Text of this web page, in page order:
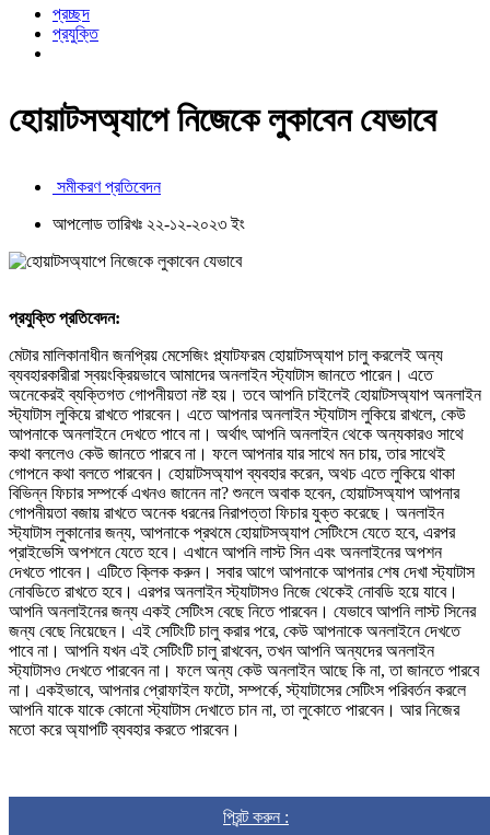
প্রচ্ছদ
প্রযুক্তি
হোয়াটসঅ্যাপে নিজেকে লুকাবেন যেভাবে
সমীকরণ প্রতিবেদন
আপলোড তারিখঃ ২২-১২-২০২৩ ইং
প্রযুক্তি প্রতিবেদন:
মেটার মালিকানাধীন জনপ্রিয় মেসেজিং প্ল্যাটফরম হোয়াটসঅ্যাপ চালু করলেই অন্য
ব্যবহারকারীরা স্বয়ংক্রিয়ভাবে আমাদের অনলাইন স্ট্যাটাস জানতে পারেন। এতে
অনেকেরই ব্যক্তিগত গোপনীয়তা নষ্ট হয়। তবে আপনি চাইলেই হোয়াটসঅ্যাপ অনলাইন
স্ট্যাটাস লুকিয়ে রাখতে পারবেন। এতে আপনার অনলাইন স্ট্যাটাস লুকিয়ে রাখলে, কেউ
আপনাকে অনলাইনে দেখতে পাবে না। অর্থাৎ আপনি অনলাইন থেকে অন্যকারও সাথে
কথা বললেও কেউ জানতে পারবে না। ফলে আপনার যার সাথে মন চায়, তার সাথেই
গোপনে কথা বলতে পারবেন। হোয়াটসঅ্যাপ ব্যবহার করেন, অথচ এতে লুকিয়ে থাকা
বিভিন্ন ফিচার সম্পর্কে এখনও জানেন না? শুনলে অবাক হবেন, হোয়াটসঅ্যাপ আপনার
গোপনীয়তা বজায় রাখতে অনেক ধরনের নিরাপত্তা ফিচার যুক্ত করেছে। অনলাইন
স্ট্যাটাস লুকানোর জন্য, আপনাকে প্রথমে হোয়াটসঅ্যাপ সেটিংসে যেতে হবে, এরপর
প্রাইভেসি অপশনে যেতে হবে। এখানে আপনি লাস্ট সিন এবং অনলাইনের অপশন
দেখতে পাবেন। এটিতে ক্লিক করুন। সবার আগে আপনাকে আপনার শেষ দেখা স্ট্যাটাস
নোবডিতে রাখতে হবে। এরপর অনলাইন স্ট্যাটাসও নিজে থেকেই নোবডি হয়ে যাবে।
আপনি অনলাইনের জন্য একই সেটিংস বেছে নিতে পারবেন। যেভাবে আপনি লাস্ট সিনের
জন্য বেছে নিয়েছেন। এই সেটিংটি চালু করার পরে, কেউ আপনাকে অনলাইনে দেখতে
পাবে না। আপনি যখন এই সেটিংটি চালু রাখবেন, তখন আপনি অন্যদের অনলাইন
স্ট্যাটাসও দেখতে পারবেন না। ফলে অন্য কেউ অনলাইন আছে কি না, তা জানতে পারবে
না। একইভাবে, আপনার প্রোফাইল ফটো, সম্পর্কে, স্ট্যাটাসের সেটিংস পরিবর্তন করলে
আপনি যাকে যাকে কোনো স্ট্যাটাস দেখাতে চান না, তা লুকোতে পারবেন। আর নিজের
মতো করে অ্যাপটি ব্যবহার করতে পারবেন।
প্রিন্ট করুন :